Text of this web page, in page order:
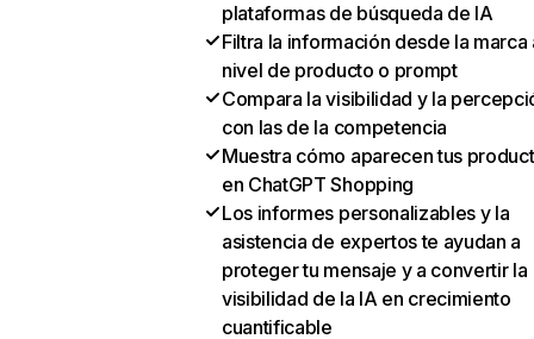
plataformas de búsqueda de IA
Filtra la información desde la marca
nivel de producto o prompt
Compara la visibilidad y la
con las de la competencia
Muestra cómo aparecen tus
en ChatGPT Shopping
Los informes personalizables y la
asistencia de expertos te ayudan a
proteger tu mensaje y a convertir la
visibilidad de la IA en crecimiento
cuantificable